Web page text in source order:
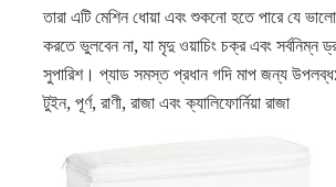
তারা এটি মেশিন ধোয়া এবং শুকনো হতে পারে যে
করতে ভুলবেন না, যা মৃদু ওয়াচিং চক্র এবং সর্বনিম্ন
সুপারিশ। প্যাড সমস্ত প্রধান গদি মাপ জন্য
টুইন, পূর্ণ, রাণী, রাজা এবং ক্যালিফোর্নিয়া রাজা